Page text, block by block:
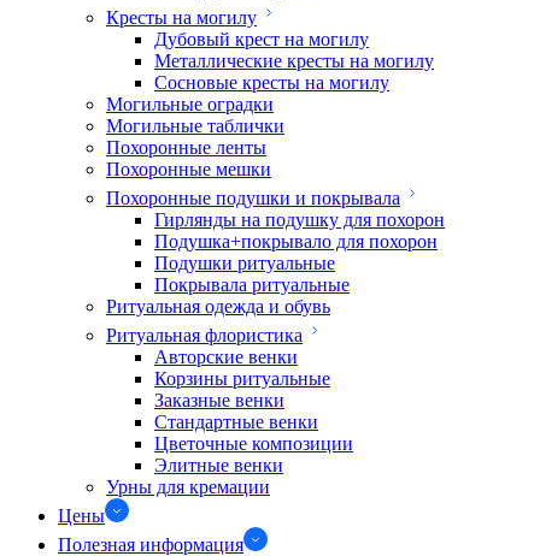
Кресты на могилу
Дубовый крест на могилу
Металлические кресты на могилу
Сосновые кресты на могилу
Могильные оградки
Могильные таблички
Похоронные ленты
Похоронные мешки
Похоронные подушки и покрывала
Гирлянды на подушку для похорон
Подушка+покрывало для похорон
Подушки ритуальные
Покрывала ритуальные
Ритуальная одежда и обувь
Ритуальная флористика
Авторские венки
Корзины ритуальные
Заказные венки
Стандартные венки
Цветочные композиции
Элитные венки
Урны для кремации
Цены
Полезная информация